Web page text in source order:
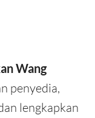
Wang
penyedia,
lengkapkan